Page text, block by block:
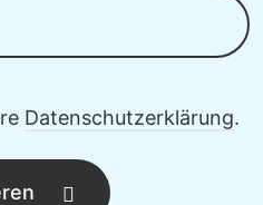
Datenschutzerklärung.